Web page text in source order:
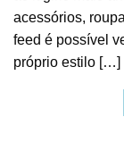
acessórios,
feed é possível
próprio estilo […]